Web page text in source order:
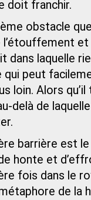
doit franchir.
obstacle
l’étouffement
dans laquelle
peut
loin. Alors
delà de
barrière est
honte et
fois dans le
de la